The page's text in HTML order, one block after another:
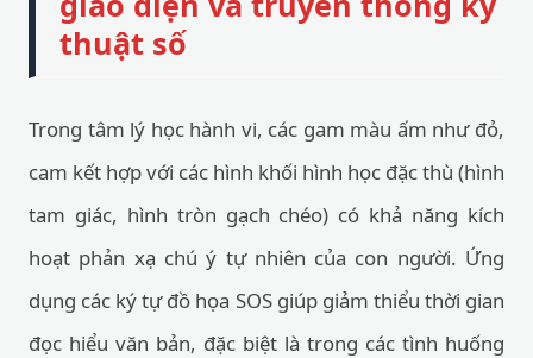
thuật số
Trong tâm lý học hành vi, các gam màu ấm như đỏ,
cam kết hợp với các hình khối hình học đặc thù (hình
tam giác, hình tròn gạch chéo) có khả năng kích
hoạt phản xạ chú ý tự nhiên của con người. Ứng
dụng các ký tự đồ họa SOS giúp giảm thiểu thời gian
đọc hiểu văn bản, đặc biệt là trong các tình huống